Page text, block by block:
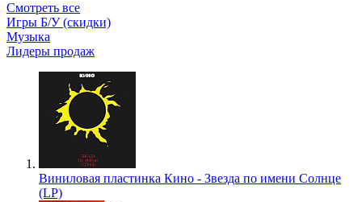
Смотреть все
Игры Б/У (скидки)
Музыка
Лидеры продаж
Виниловая пластинка Кино - Звезда по имени Солнце
(LP)